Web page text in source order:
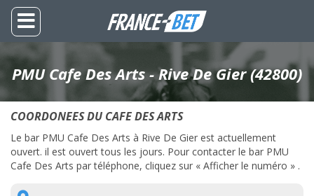
PMU Cafe Des Arts - Rive De Gier (42800)
COORDONEES DU CAFE DES ARTS
Le bar PMU Cafe Des Arts à Rive De Gier est actuellement
ouvert. il est ouvert tous les jours. Pour contacter le bar PMU
Cafe Des Arts par téléphone, cliquez sur « Afficher le numéro » .